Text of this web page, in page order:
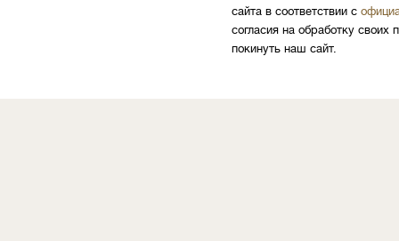
сайта в соответствии с
согласия на обработку
покинуть наш сайт.